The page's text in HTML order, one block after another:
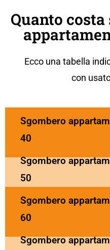
Quanto
Ecco una tabella
con
Sgombero
40
Sgombero
50
Sgombero
60
Sgombero